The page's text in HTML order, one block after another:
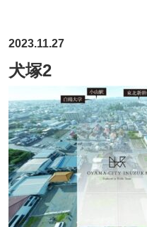
2023.11.27
犬塚2